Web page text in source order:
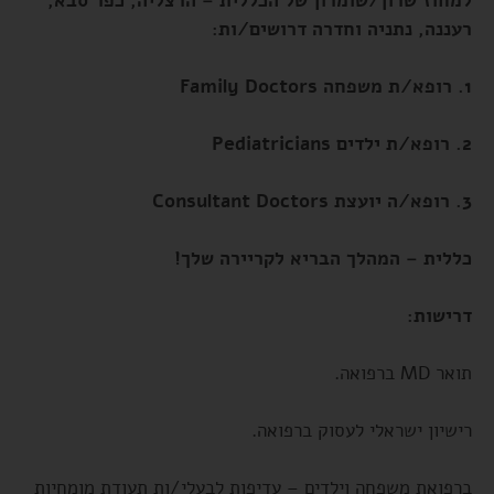
רעננה, נתניה וחדרה דרושים/ות:
1. רופא/ת משפחה Family Doctors
2. רופא/ת ילדים Pediatricians
3. רופא/ה יועצת Consultant Doctors
כללית – המהלך הבריא לקריירה שלך!
דרישות:
תואר MD ברפואה.
רישיון ישראלי לעסוק ברפואה.
ברפואת משפחה וילדים – עדיפות לבעלי/ות תעודת מומחיות